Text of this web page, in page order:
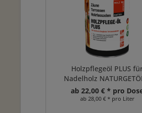
Holzpflegeöl PLUS
Nadelholz
ab 22,00 € * pro
ab 28,00 € * pro Liter